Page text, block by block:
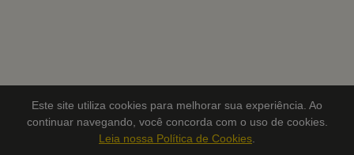
Este site utiliza cookies para melhorar sua experiência. Ao
continuar navegando, você concorda com o uso de cookies.
Leia nossa Política de Cookies